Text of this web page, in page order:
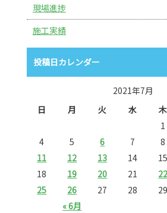
現場進捗
施工実績
投稿日カレンダー
2021年7月
日
月 火 水 木
« 6月
1
4
5 6 7 8
11
12 13 14 15
18
19 20 21 22
25
26 27 28 29